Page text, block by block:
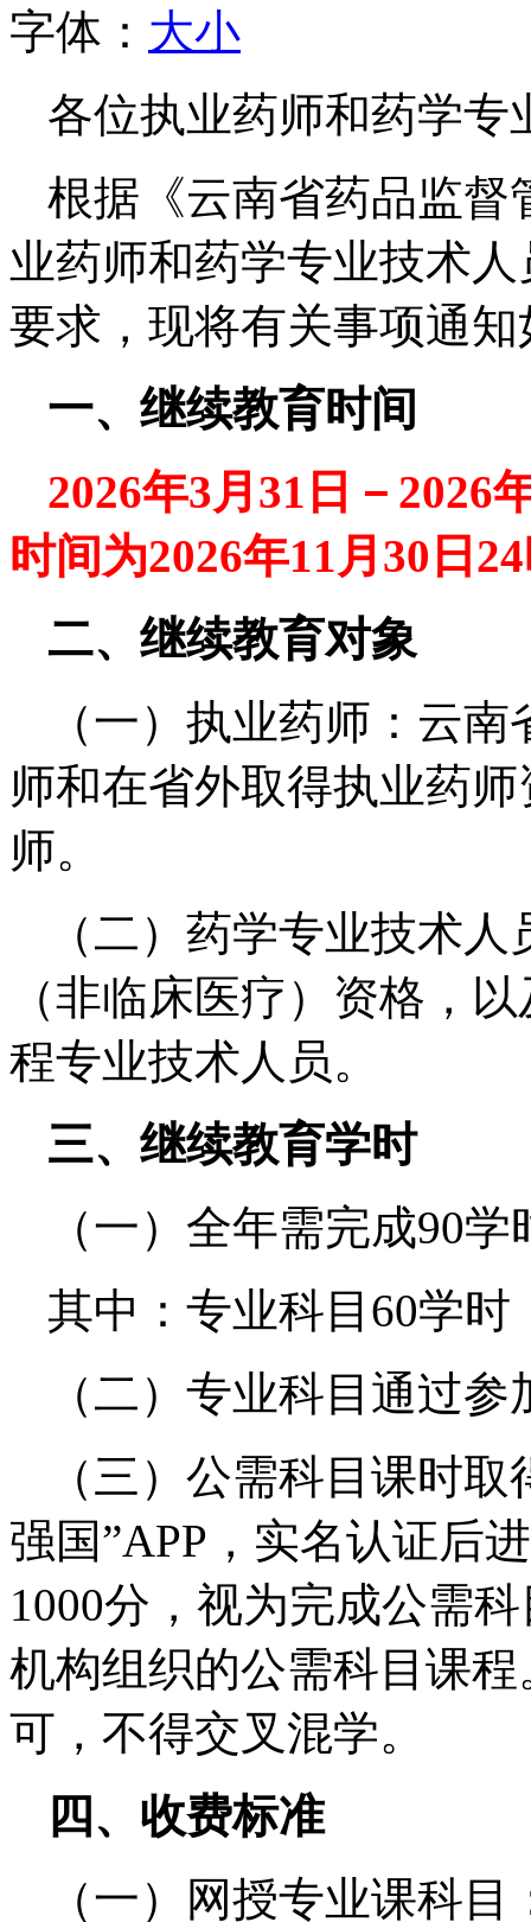
字体： 大小
各位执业药师和药学
根据《云南省药品监督
业药师和药学专业技术
要求，现将有关事项通知
一、继续教育时间
2026年3月31日－2026
时间为2026年11月30日
二、继续教育对象
（一）执业药师：云
师和在省外取得执业药
师。
（二）药学专业技术
（非临床医疗）资格，
程专业技术人员。
三、继续教育学时
（一）全年需完成90
其中：专业科目60学时
（二）专业科目通过
（三）公需科目课时
强国”APP，实名认证后
1000分，视为完成公需
机构组织的公需科目课
可，不得交叉混学。
四、收费标准
（一）网授专业课科